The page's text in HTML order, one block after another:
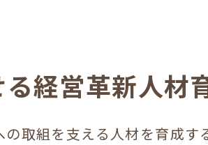
経営革新人材
取組を支える人材を育成す